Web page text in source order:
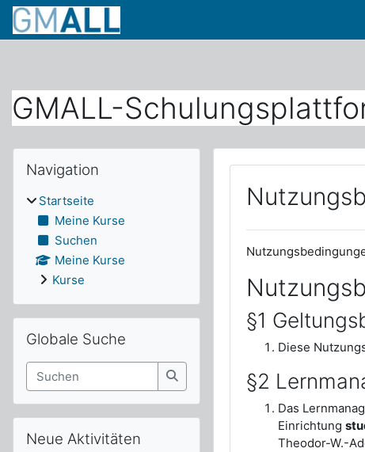
Zum Hauptinhalt
GMALL-
§1
Diese
§2
Das
Einrichtung
Theodor-W.-
Blöcke
Navigation
Startseite
Meine Kurse
Suchen
Meine Kurse
Kurse
Globale Suche
Suchen
Suchen
Neue Aktivitäten